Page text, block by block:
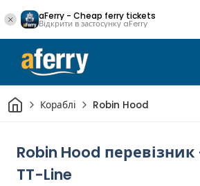
aFerry - Cheap ferry tickets
Відкрити в застосунку aFerry
Дім Кораблі Robin Hood
Robin Hood перевізник
TT-Line